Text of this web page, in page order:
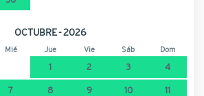
OCTUBRE - 2026
Mié Jue Vie Sáb Dom
1 2 3 4
7 8 9 10 11